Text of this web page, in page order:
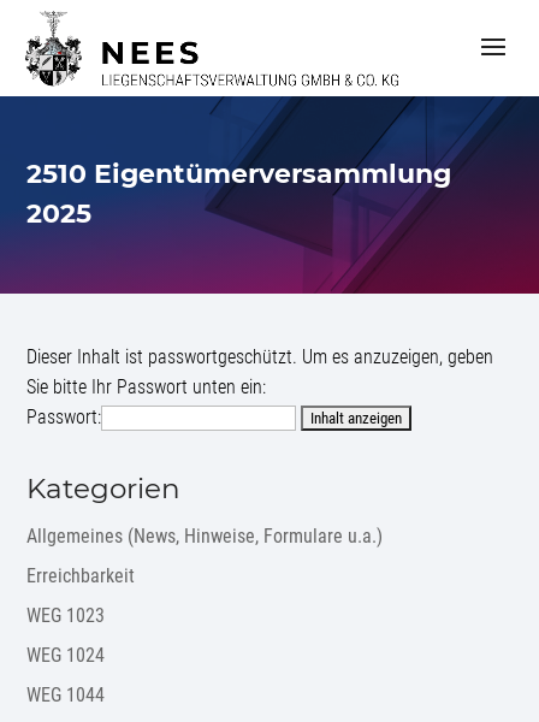
t
2510 Eigentümerversammlung
2025
Kategorien
Allgemeines (News, Hinweise, Formulare u.a.)
Erreichbarkeit
WEG 1023
WEG 1024
WEG 1044
Dieser Inhalt ist passwortgeschützt. Um es anzuzeigen, geben
Sie bitte Ihr Passwort unten ein:
Passwort: